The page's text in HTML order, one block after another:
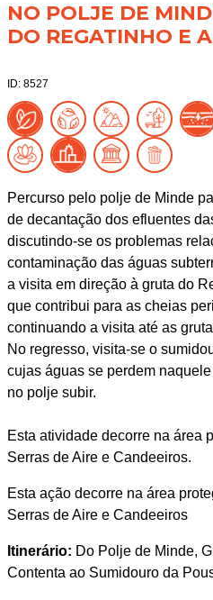
NO POLJE DE
DO REGATINHO E
ID: 8527
Percurso pelo polje de Minde
de decantação dos efluentes
discutindo-se os problemas
contaminação das águas
a visita em direção à gruta do
que contribui para as cheias
continuando a visita até as
No regresso, visita-se o
cujas águas se perdem
no polje subir.
Esta atividade decorre na área
Serras de Aire e Candeeiros.
Esta ação decorre na área
Serras de Aire e Candeeiros
Itinerário: Do Polje de Minde,
Contenta ao Sumidouro da